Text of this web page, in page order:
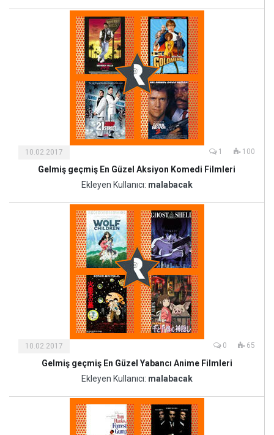
10.02.2017 1 100
Gelmiş geçmiş En Güzel Aksiyon Komedi Filmleri
Ekleyen Kullanıcı: malabacak
Kültür
10.02.2017 0 65
Gelmiş geçmiş En Güzel Yabancı Anime Filmleri
Ekleyen Kullanıcı: malabacak
Kültür